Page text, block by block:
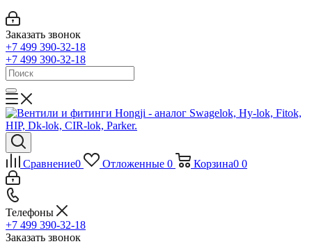
Заказать звонок
+7 499 390-32-18
+7 499 390-32-18
Сравнение0 Отложенные 0 Корзина0 0
Телефоны
+7 499 390-32-18
Заказать звонок